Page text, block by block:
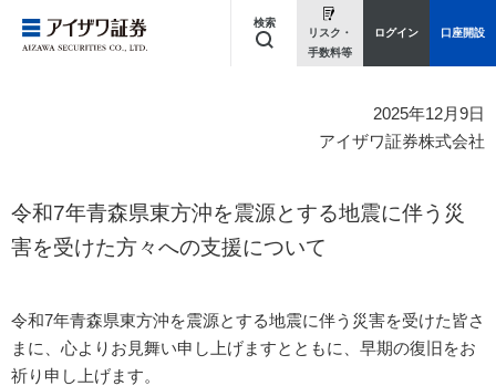
検索
リスク・
手数料等
ログイン 口座開設
2025年12月9日
アイザワ証券株式会社
令和7年青森県東方沖を震源とする地震に伴う災
害を受けた方々への支援について
令和7年青森県東方沖を震源とする地震に伴う災害を受けた皆さ
まに、心よりお見舞い申し上げますとともに、早期の復旧をお
祈り申し上げます。